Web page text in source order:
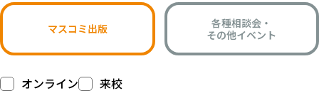
マスコミ出版
各種相談会・
その他イベント
オンライン 来校